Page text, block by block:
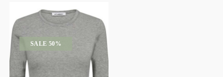
SALE 50%